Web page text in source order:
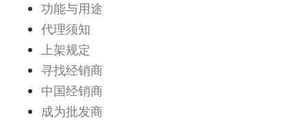
功能与用途
代理须知
上架规定
寻找经销商
中国经销商
成为批发商